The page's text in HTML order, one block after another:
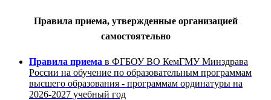
Правила приема, утвержденные организацией
самостоятельно
Правила приема в ФГБОУ ВО КемГМУ Минздрава
России на обучение по образовательным программам
высшего образования - программам ординатуры на
2026-2027 учебный год